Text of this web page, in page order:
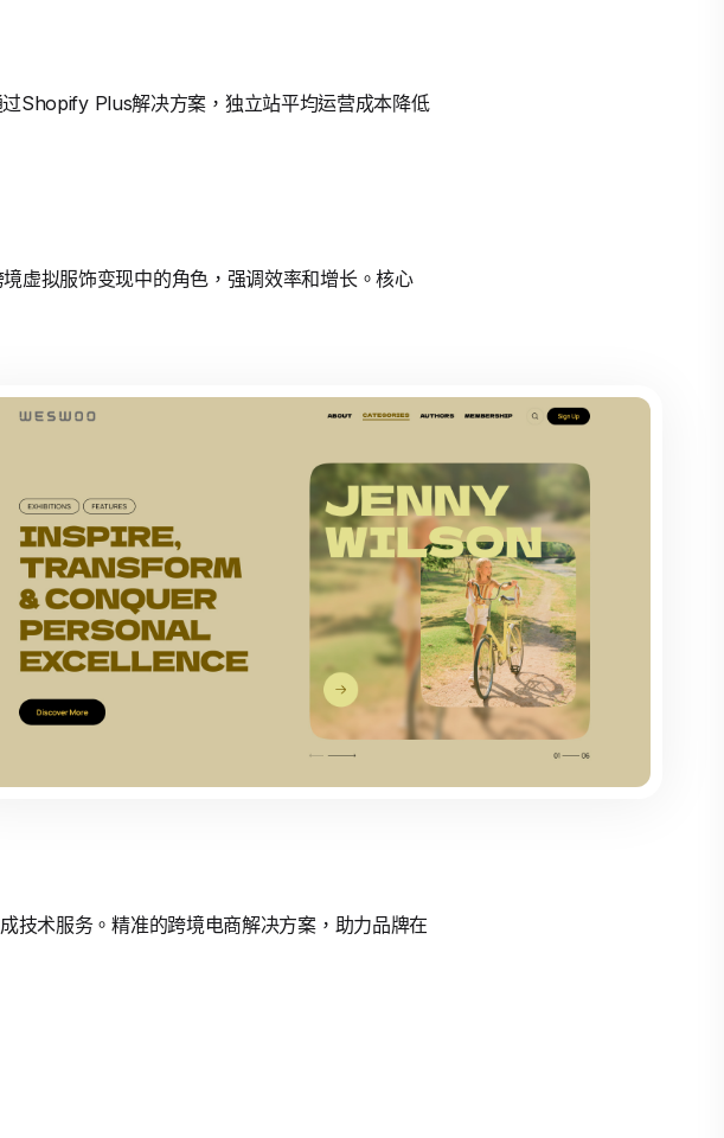
Shopify Plus解决方案，独立站平均运营成本降低
虚拟服饰变现中的角色，强调效率和增长。核心
技术服务。精准的跨境电商解决方案，助力品牌在